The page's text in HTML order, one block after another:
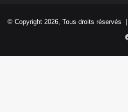
© Copyright 2026, Tous droits réservés |